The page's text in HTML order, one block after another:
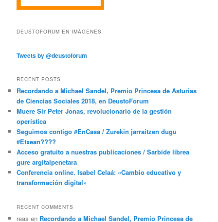
DEUSTOFORUM EN IMÁGENES
Tweets by @deustoforum
RECENT POSTS
Recordando a Michael Sandel, Premio Princesa de Asturias
de Ciencias Sociales 2018, en DeustoForum
Muere Sir Peter Jonas, revolucionario de la gestión
operística
Seguimos contigo #EnCasa / Zurekin jarraitzen dugu
#Etxean????
Acceso gratuito a nuestras publicaciones / Sarbide librea
gure argitalpenetara
Conferencia online. Isabel Celaá: «Cambio educativo y
transformación digital»
RECENT COMMENTS
reas en Recordando a Michael Sandel, Premio Princesa de